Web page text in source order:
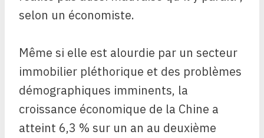
selon un économiste.
Même si elle est alourdie par un secteur
immobilier pléthorique et des problèmes
démographiques imminents, la
croissance économique de la Chine a
atteint 6,3 % sur un an au deuxième